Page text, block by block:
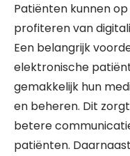
Patiënten kunnen
profiteren van
Een belangrijk
elektronische
gemakkelijk hun
en beheren. Dit
betere
patiënten.